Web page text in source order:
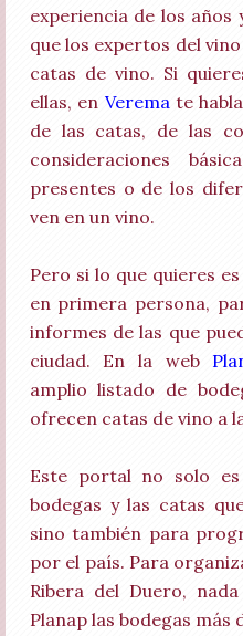
experiencia de los años
que los expertos del
catas de vino. Si
ellas, en Veremate
de las catas, de las
consideraciones
presentes o de los
ven en un vino.
Pero si lo que quieres
en primera persona,
informes de las que
ciudad. En la web
amplio listado de
ofrecen catas de vino a
Este portal no solo
bodegas y las catas
sino también para
por el país. Para
Ribera del Duero,
Planap las bodegas más